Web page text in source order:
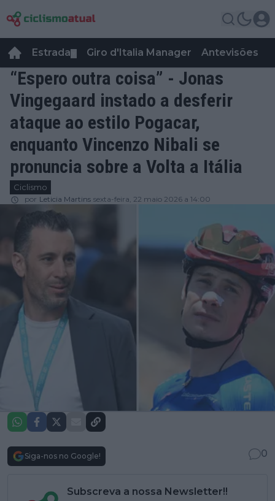
Estrada Giro d'Italia Manager Antevisões
“Espero outra coisa” - Jonas
Vingegaard instado a desferir
ataque ao estilo Pogacar,
enquanto Vincenzo Nibali se
pronuncia sobre a Volta a Itália
Ciclismo
por Leticia Martins sexta-feira, 22 maio 2026 a 14:00
Siga-nos no Google! 0
Subscreva a nossa Newsletter!!